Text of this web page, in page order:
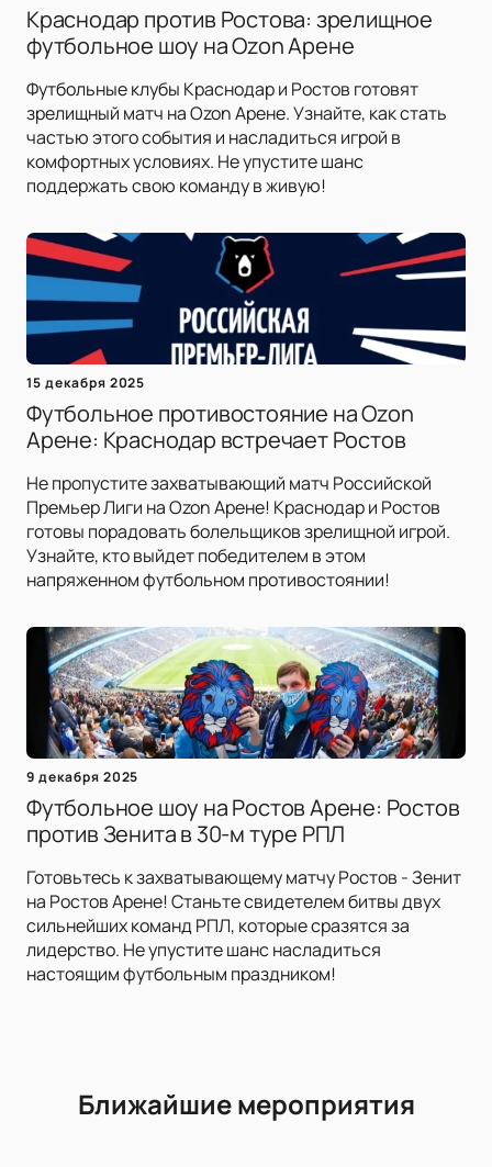
Краснодар против Ростова: зрелищное
футбольное шоу на Ozon Арене
Футбольные клубы Краснодар и Ростов готовят
зрелищный матч на Ozon Арене. Узнайте, как стать
частью этого события и насладиться игрой в
комфортных условиях. Не упустите шанс
поддержать свою команду в живую!
15 декабря 2025
Футбольное противостояние на Ozon
Арене: Краснодар встречает Ростов
Не пропустите захватывающий матч Российской
Премьер Лиги на Ozon Арене! Краснодар и Ростов
готовы порадовать болельщиков зрелищной игрой.
Узнайте, кто выйдет победителем в этом
напряженном футбольном противостоянии!
9 декабря 2025
Футбольное шоу на Ростов Арене: Ростов
против Зенита в 30-м туре РПЛ
Готовьтесь к захватывающему матчу Ростов - Зенит
на Ростов Арене! Станьте свидетелем битвы двух
сильнейших команд РПЛ, которые сразятся за
лидерство. Не упустите шанс насладиться
настоящим футбольным праздником!
Ближайшие мероприятия